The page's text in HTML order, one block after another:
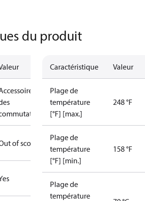
du produit
of scope
Caractéristique Valeur
Plage de
température
[°F] [max.]
248 °F
Plage de
température
[°F] [min.]
158 °F
Plage de
température